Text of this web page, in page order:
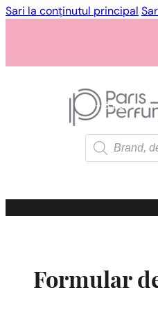
Sari la conținutul principal
1 - 3 buc.
Products
search
Formular